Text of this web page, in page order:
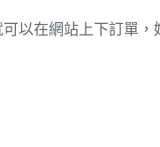
以在網站上下訂單